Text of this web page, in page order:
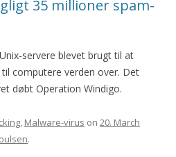
35 millioner spam-
servere blevet brugt til at
computere verden over. Det
døbt Operation Windigo.
, Malware-virus on 20. March
.